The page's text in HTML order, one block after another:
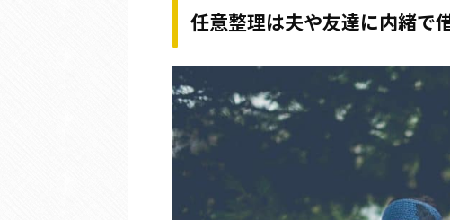
任意整理は夫や友達に内緒で